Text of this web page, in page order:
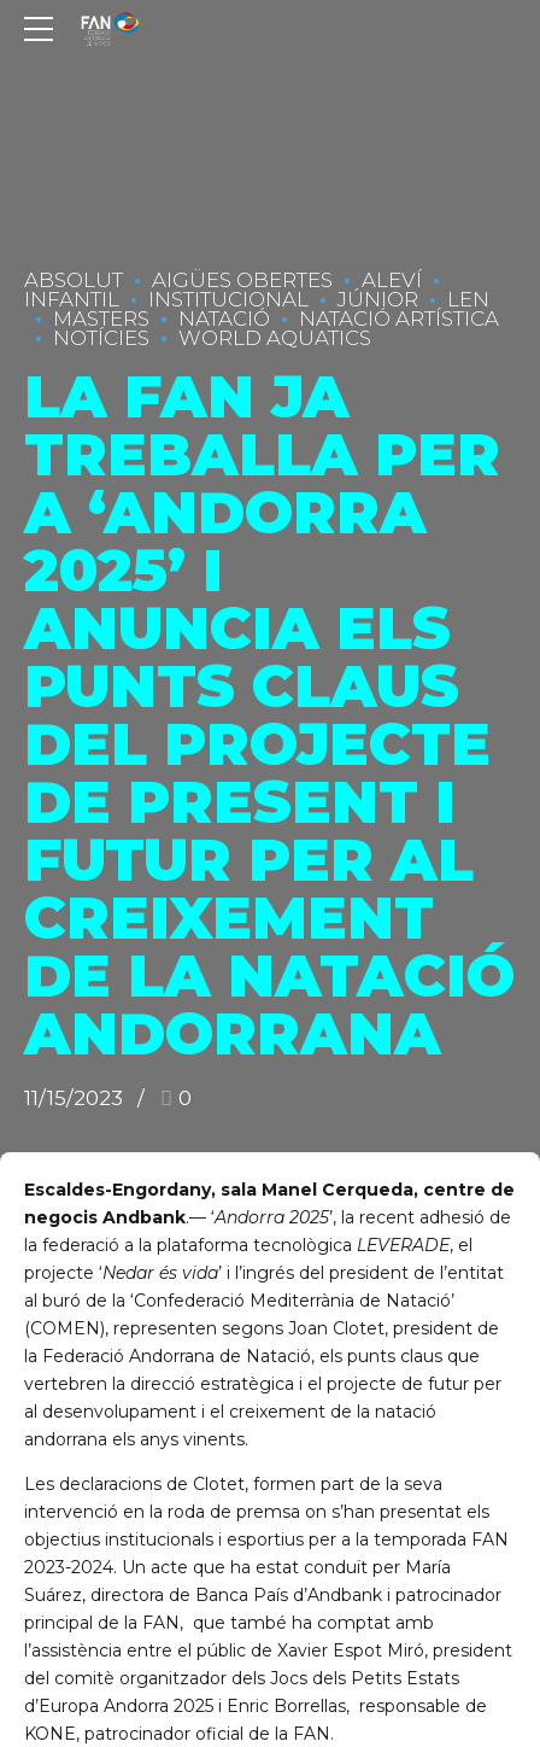
C/ Narciso Yepes s/n AD300 Ordino
ABSOLUT AIGÜES OBERTES
ALEVÍ
INFANTIL
INSTITUCIONAL JÚNIOR
LEN
MASTERS
NATACIÓ
NATACIÓ ARTÍSTICA
NOTÍCIES
WORLD AQUATICS
LA FAN JA
TREBALLA PER
A ‘ANDORRA
2025’ I
ANUNCIA ELS
PUNTS CLAUS
DEL PROJECTE
DE PRESENT I
FUTUR PER AL
CREIXEMENT
DE LA NATACIÓ
ANDORRANA
11/15/2023 0
Escaldes-Engordany, sala Manel Cerqueda, centre de
negocis Andbank.— ‘Andorra 2025’, la recent adhesió de
la federació a la plataforma tecnològica LEVERADE, el
projecte ‘Nedar és vida’ i l’ingrés del president de l’entitat
al buró de la ‘Confederació Mediterrània de Natació’
(COMEN), representen segons Joan Clotet, president de
la Federació Andorrana de Natació, els punts claus que
vertebren la direcció estratègica i el projecte de futur per
al desenvolupament i el creixement de la natació
andorrana els anys vinents.
Les declaracions de Clotet, formen part de la seva
intervenció en la roda de premsa on s’han presentat els
objectius institucionals i esportius per a la temporada FAN
2023-2024. Un acte que ha estat conduït per María
Suárez, directora de Banca País d’Andbank i patrocinador
principal de la FAN, que també ha comptat amb
l’assistència entre el públic de Xavier Espot Miró, president
del comitè organitzador dels Jocs dels Petits Estats
d’Europa Andorra 2025 i Enric Borrellas, responsable de
KONE, patrocinador oficial de la FAN.